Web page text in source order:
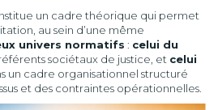
un cadre théorique qui permet
au sein d’une même
univers normatifs : celui du
référents sociétaux de justice, et celui
un cadre organisationnel structuré
et des contraintes opérationnelles.